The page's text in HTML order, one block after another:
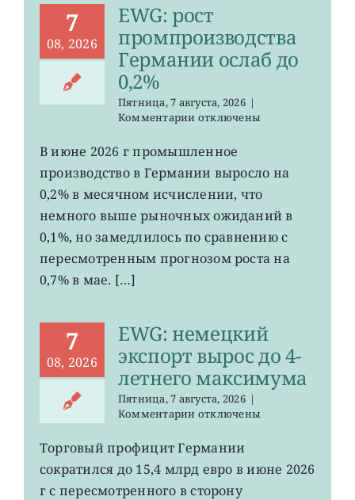
7
08, 2026
EWG: рост
промпроизводства
Германии ослаб до
0,2%
Пятница, 7 августа, 2026 |
Комментариик
EWG:
рост
промпроизводства
Германии
до
0,2%
отключены
В июне 2026 г промышленное
производство в Германии выросло на
0,2% в месячном исчислении, что
немного выше рыночных ожиданий в
0,1%, но замедлилось по сравнению с
пересмотренным прогнозом роста на
0,7% в мае. […]
7
08, 2026
EWG: немецкий
экспорт вырос до 4-
летнего максимума
Пятница, 7 августа, 2026 |
Комментариик
EWG:
немецкий
экспорт
вырос
отключены
Торговый профицит Германии
сократился до 15,4 млрд евро в июне 2026
г с пересмотренного в сторону